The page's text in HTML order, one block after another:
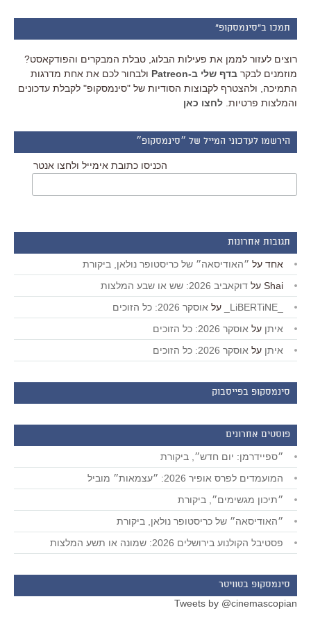
תמכו ב"סינמסקופ"
רוצים לעזור לממן את פעילות הבלוג, טבלת המבקרים והפודקאסט?
מוזמנים לבקר בדף שלי ב-Patreon
ולבחור לכם את אחת מדרגות
התמיכה, ולהצטרף לקבוצות הסודיות של "סינמסקופ" לקבלת עדכונים
והמלצות פרטיות. לחצו כאן
הירשמו לעדכוני המייל של ״סינמסקופ״
הכניסו כתובת אימייל ולחצו אנטר
תגובות אחרונות
אחד על ״האודיסאה״ של כריסטופר נולאן, ביקורת
Shai על דוקאביב 2026: שש או שבע המלצות
על אוסקר 2026: כל הזוכים
איתן על אוסקר 2026: כל הזוכים
איתן על אוסקר 2026: כל הזוכים
סינמסקופ בפייסבוק
פוסטים אחרונים
״ספיידרמן: יום חדש״, ביקורת
המועמדים לפרס אופיר 2026: ״עצמאות״ מוביל
״תיכון מגשימים״, ביקורת
״האודיסאה״ של כריסטופר נולאן, ביקורת
פסטיבל הקולנוע בירושלים 2026: שמונה או תשע המלצות
סינמסקופ בטוויטר
Tweets by @cinemascopian